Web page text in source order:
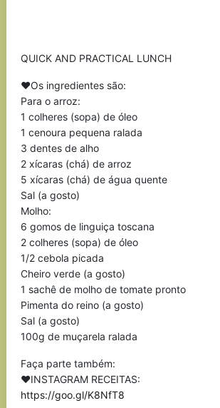
QUICK AND PRACTICAL LUNCH
❤Os ingredientes são:
Para o arroz:
1 colheres (sopa) de óleo
1 cenoura pequena ralada
3 dentes de alho
2 xícaras (chá) de arroz
5 xícaras (chá) de água quente
Sal (a gosto)
Molho:
6 gomos de linguiça toscana
2 colheres (sopa) de óleo
1/2 cebola picada
Cheiro verde (a gosto)
1 sachê de molho de tomate pronto
Pimenta do reino (a gosto)
Sal (a gosto)
100g de muçarela ralada
Faça parte também:
❤INSTAGRAM RECEITAS:
https://goo.gl/K8NfT8